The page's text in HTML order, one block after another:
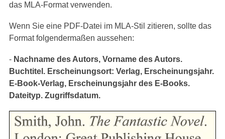
das MLA-Format verwenden.
Wenn Sie eine PDF-Datei im MLA-Stil zitieren, sollte das
Format folgendermaßen aussehen:
- Nachname des Autors, Vorname des Autors.
Buchtitel. Erscheinungsort: Verlag, Erscheinungsjahr.
E-Book-Verlag, Erscheinungsjahr des E-Books.
Dateityp. Zugriffsdatum.